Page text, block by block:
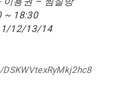
~ 18:30
12/13/14